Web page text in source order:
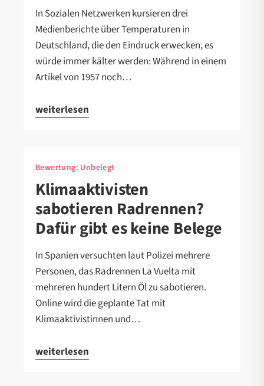
In Sozialen Netzwerken kursieren drei
Medienberichte über Temperaturen in
Deutschland, die den Eindruck erwecken, es
würde immer kälter werden: Während in einem
Artikel von 1957 noch…
weiterlesen
Bewertung: Unbelegt
Klimaaktivisten
sabotieren Radrennen?
Dafür gibt es keine Belege
In Spanien versuchten laut Polizei mehrere
Personen, das Radrennen La Vuelta mit
mehreren hundert Litern Öl zu sabotieren.
Online wird die geplante Tat mit
Klimaaktivistinnen und…
weiterlesen